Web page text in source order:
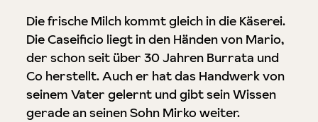
Die frische Milch kommt gleich in die Käserei.
Die Caseificio liegt in den Händen von Mario,
der schon seit über 30 Jahren Burrata und
Co herstellt. Auch er hat das Handwerk von
seinem Vater gelernt und gibt sein Wissen
gerade an seinen Sohn Mirko weiter.